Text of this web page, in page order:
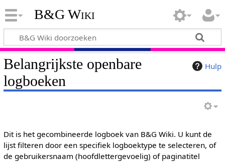
B&G Wiki
Hulp
Belangrijkste openbare
logboeken
Dit is het gecombineerde logboek van B&G Wiki. U kunt de
lijst filteren door een specifiek logboektype te selecteren, of
de gebruikersnaam (hoofdlettergevoelig) of paginatitel